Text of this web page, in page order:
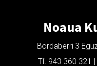
Noaua
Bordaberri 3
Tf: 943 360 321